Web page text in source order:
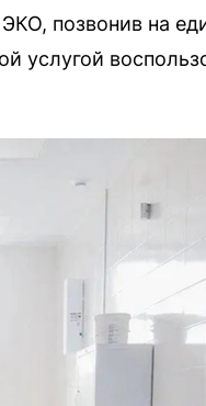
позвонив на
услугой